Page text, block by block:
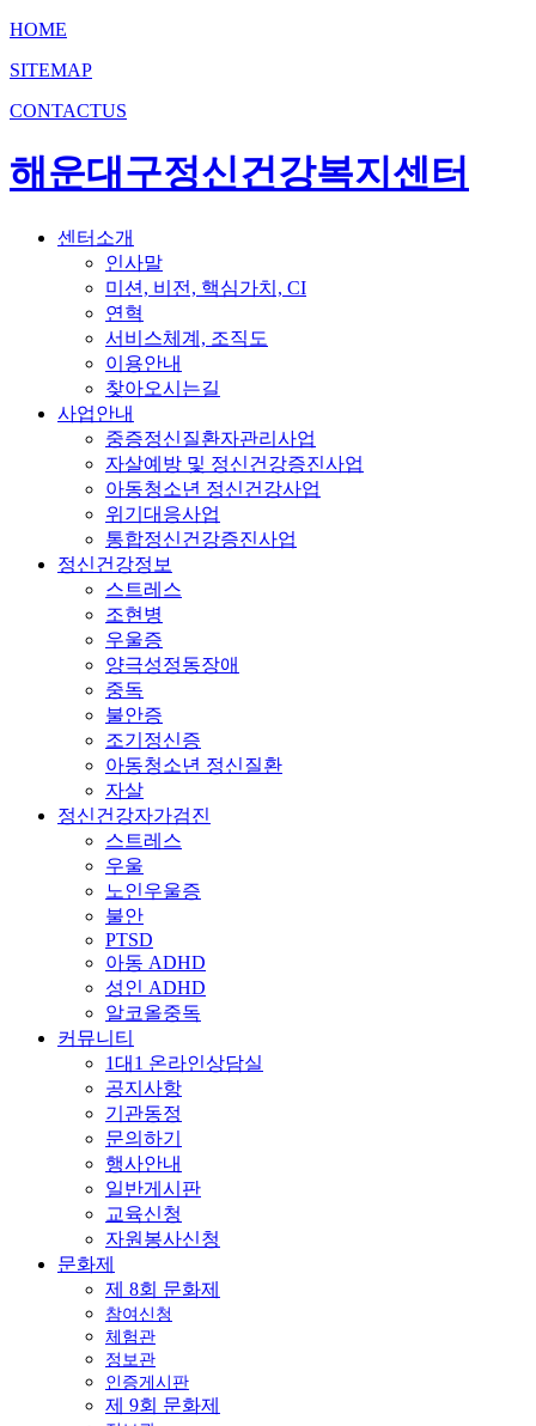
HOME
SITEMAP
CONTACTUS
해운대구정신건강복지센터
센터소개
인사말
미션, 비전, 핵심가치, CI
연혁
서비스체계, 조직도
이용안내
찾아오시는길
사업안내
중증정신질환자관리사업
자살예방 및 정신건강증진사업
아동청소년 정신건강사업
위기대응사업
통합정신건강증진사업
정신건강정보
스트레스
조현병
우울증
양극성정동장애
중독
불안증
조기정신증
아동청소년 정신질환
자살
정신건강자가검진
스트레스
우울
노인우울증
불안
PTSD
아동 ADHD
성인 ADHD
알코올중독
커뮤니티
1대1 온라인상담실
공지사항
기관동정
문의하기
행사안내
일반게시판
교육신청
자원봉사신청
문화제
제 8회 문화제
참여신청
체험관
정보관
인증게시판
제 9회 문화제